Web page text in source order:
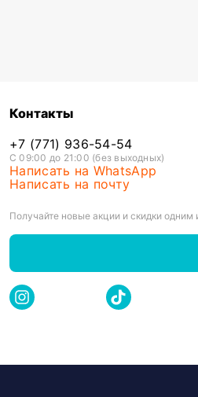
Контакты
+7 (771) 936-54-54
С 09:00 до 21:00 (без выходных)
Написать на WhatsApp
Написать на почту
Получайте новые акции и скидки одним